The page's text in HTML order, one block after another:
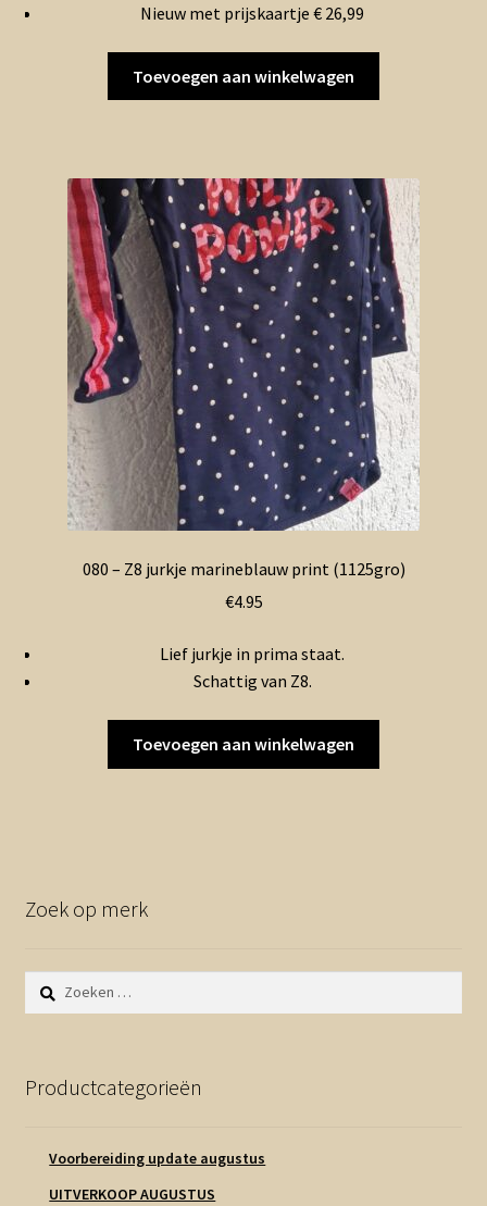
Nieuw met prijskaartje € 26,99
Toevoegen aan winkelwagen
080 – Z8 jurkje marineblauw print (1125gro)
€4.95
Lief jurkje in prima staat.
Schattig van Z8.
Toevoegen aan winkelwagen
Zoek op merk
Zoeken
naar:
Productcategorieën
Voorbereiding update augustus
UITVERKOOP AUGUSTUS